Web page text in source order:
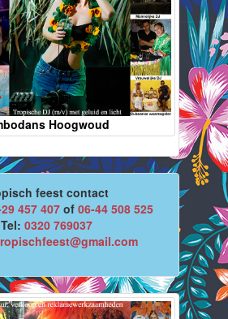
Hoogwoud
feest contact
457 407of 06-44 508 525
Tel: 0320 769037